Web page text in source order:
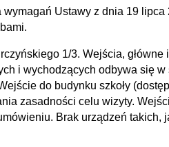
Ustawy z dnia 19 lipca
1/3. Wejścia, główne
i wychodzących odbywa się w
do budynku szkoły
zasadności celu wizyty.
Brak urządzeń takich,